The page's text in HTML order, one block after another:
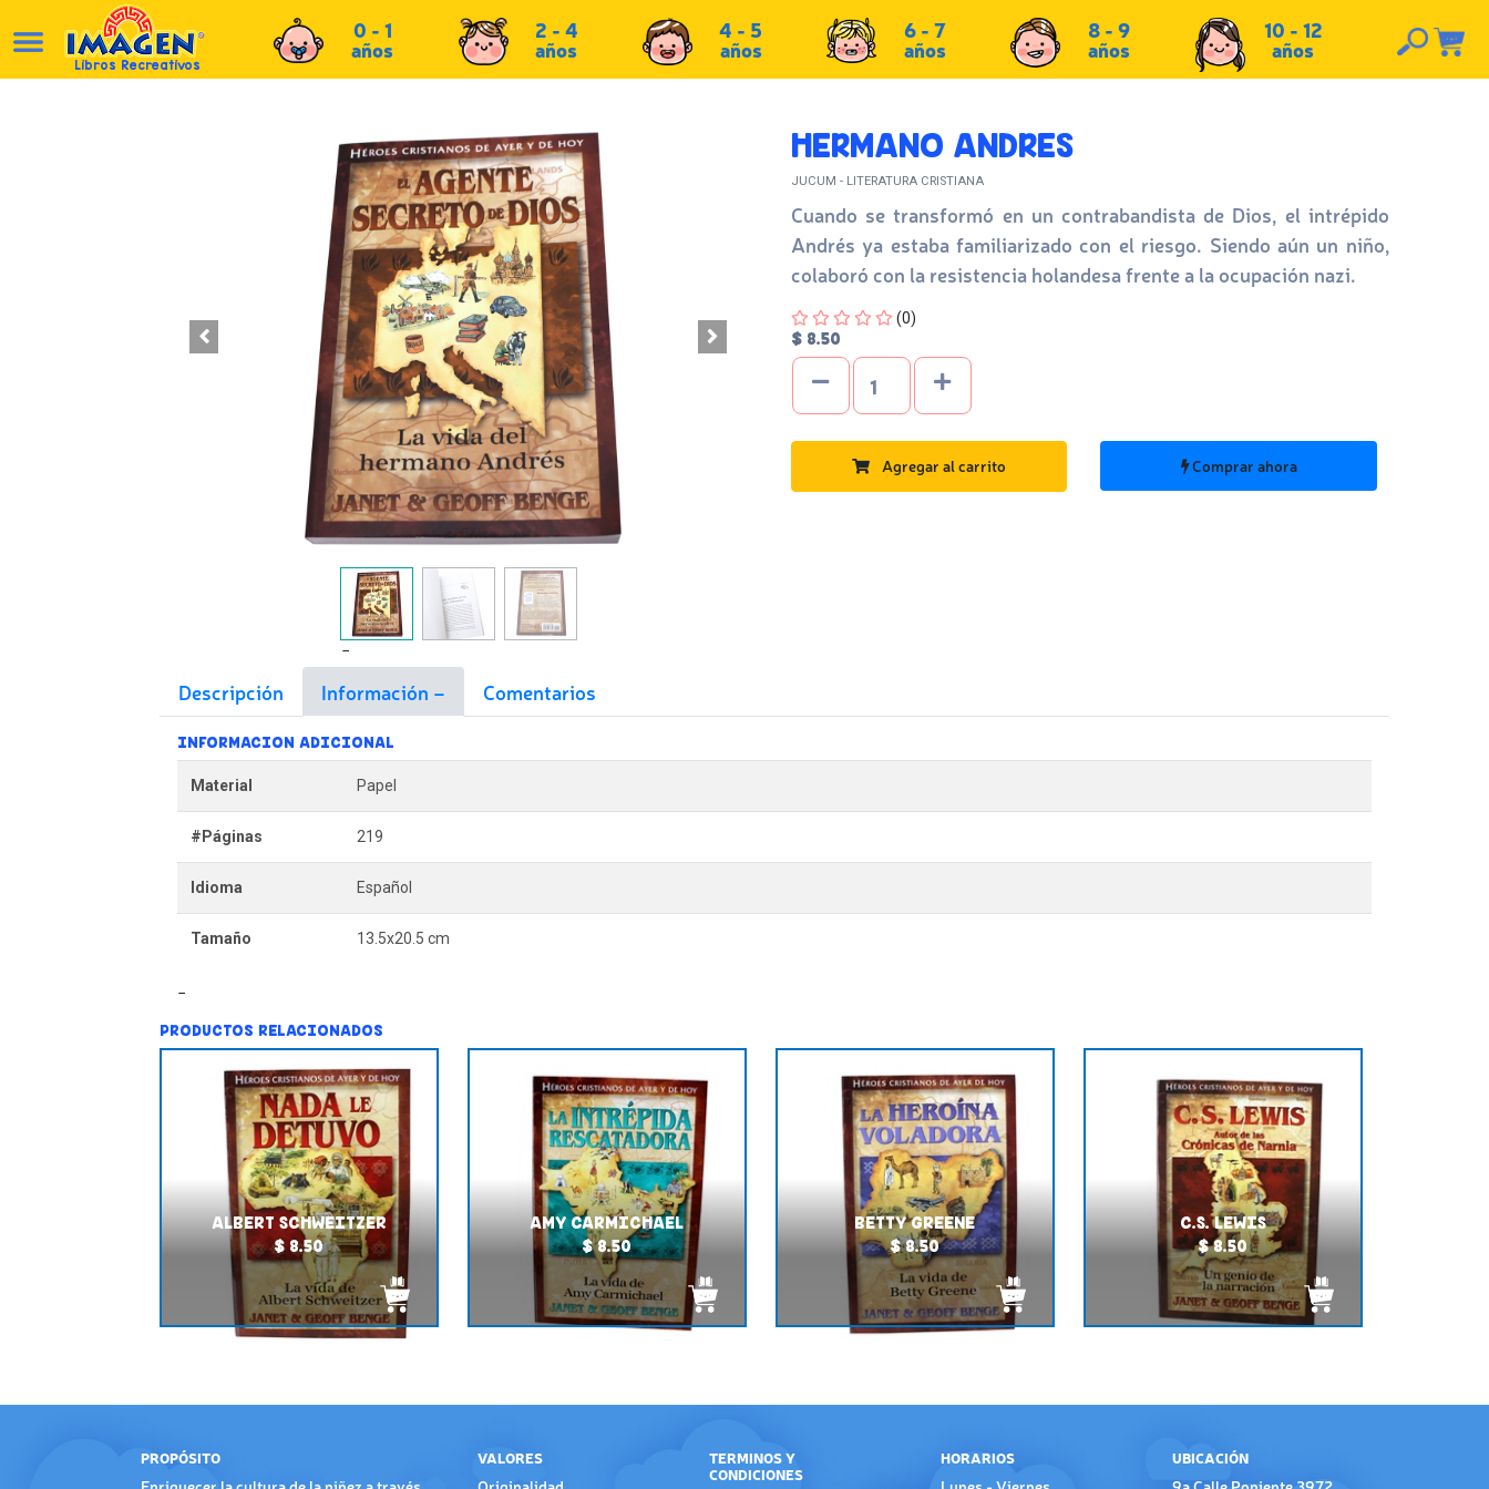
Libros Recreativos
0 - 1
años
2 - 4
años
4 - 5
años
6 - 7
años
8 - 9
años
10 - 12
años
HERMANO ANDRES
JUCUM - LITERATURA CRISTIANA
Cuando se transformó en un contrabandista de Dios, el intrépido
Andrés ya estaba familiarizado con el riesgo. Siendo aún un niño,
colaboró con la resistencia holandesa frente a la ocupación nazi.
Four out of Five Stars
(0)
$ 8.50
Agregar al carrito Comprar ahora
Descripción Información Comentarios
INFORMACION ADICIONAL
Material Papel
#Páginas 219
Idioma Español
Tamaño 13.5x20.5 cm
PRODUCTOS RELACIONADOS
ALBERT SCHWEITZER
$ 8.50
AMY CARMICHAEL
$ 8.50
BETTY GREENE
$ 8.50
C.S. LEWIS
$ 8.50
PROPÓSITO VALORES
TERMINOS Y
CONDICIONES
HORARIOS UBICACIÓN